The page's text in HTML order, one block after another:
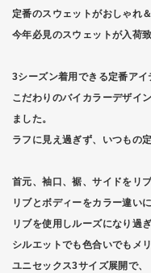
定番のスウェットがおしゃれ
今年必見のスウェットが入荷
3シーズン着用できる定番ア
こだわりのバイカラーデザイ
ました。
ラフに見え過ぎず、いつもの
首元、袖口、裾、サイドをリ
リブとボディーをカラー違い
リブを使用しルーズになり過ぎ
シルエットでも色合いでもメ
ユニセックス3サイズ展開で、